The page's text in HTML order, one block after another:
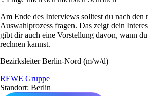
Am Ende des Interviews solltest du nach den
Auswahlprozess fragen. Das zeigt dein
gibt dir auch eine Vorstellung davon, wann
rechnen kannst.
Bezirksleiter Berlin-Nord (m/w/d)
REWE Gruppe
Standort: Berlin